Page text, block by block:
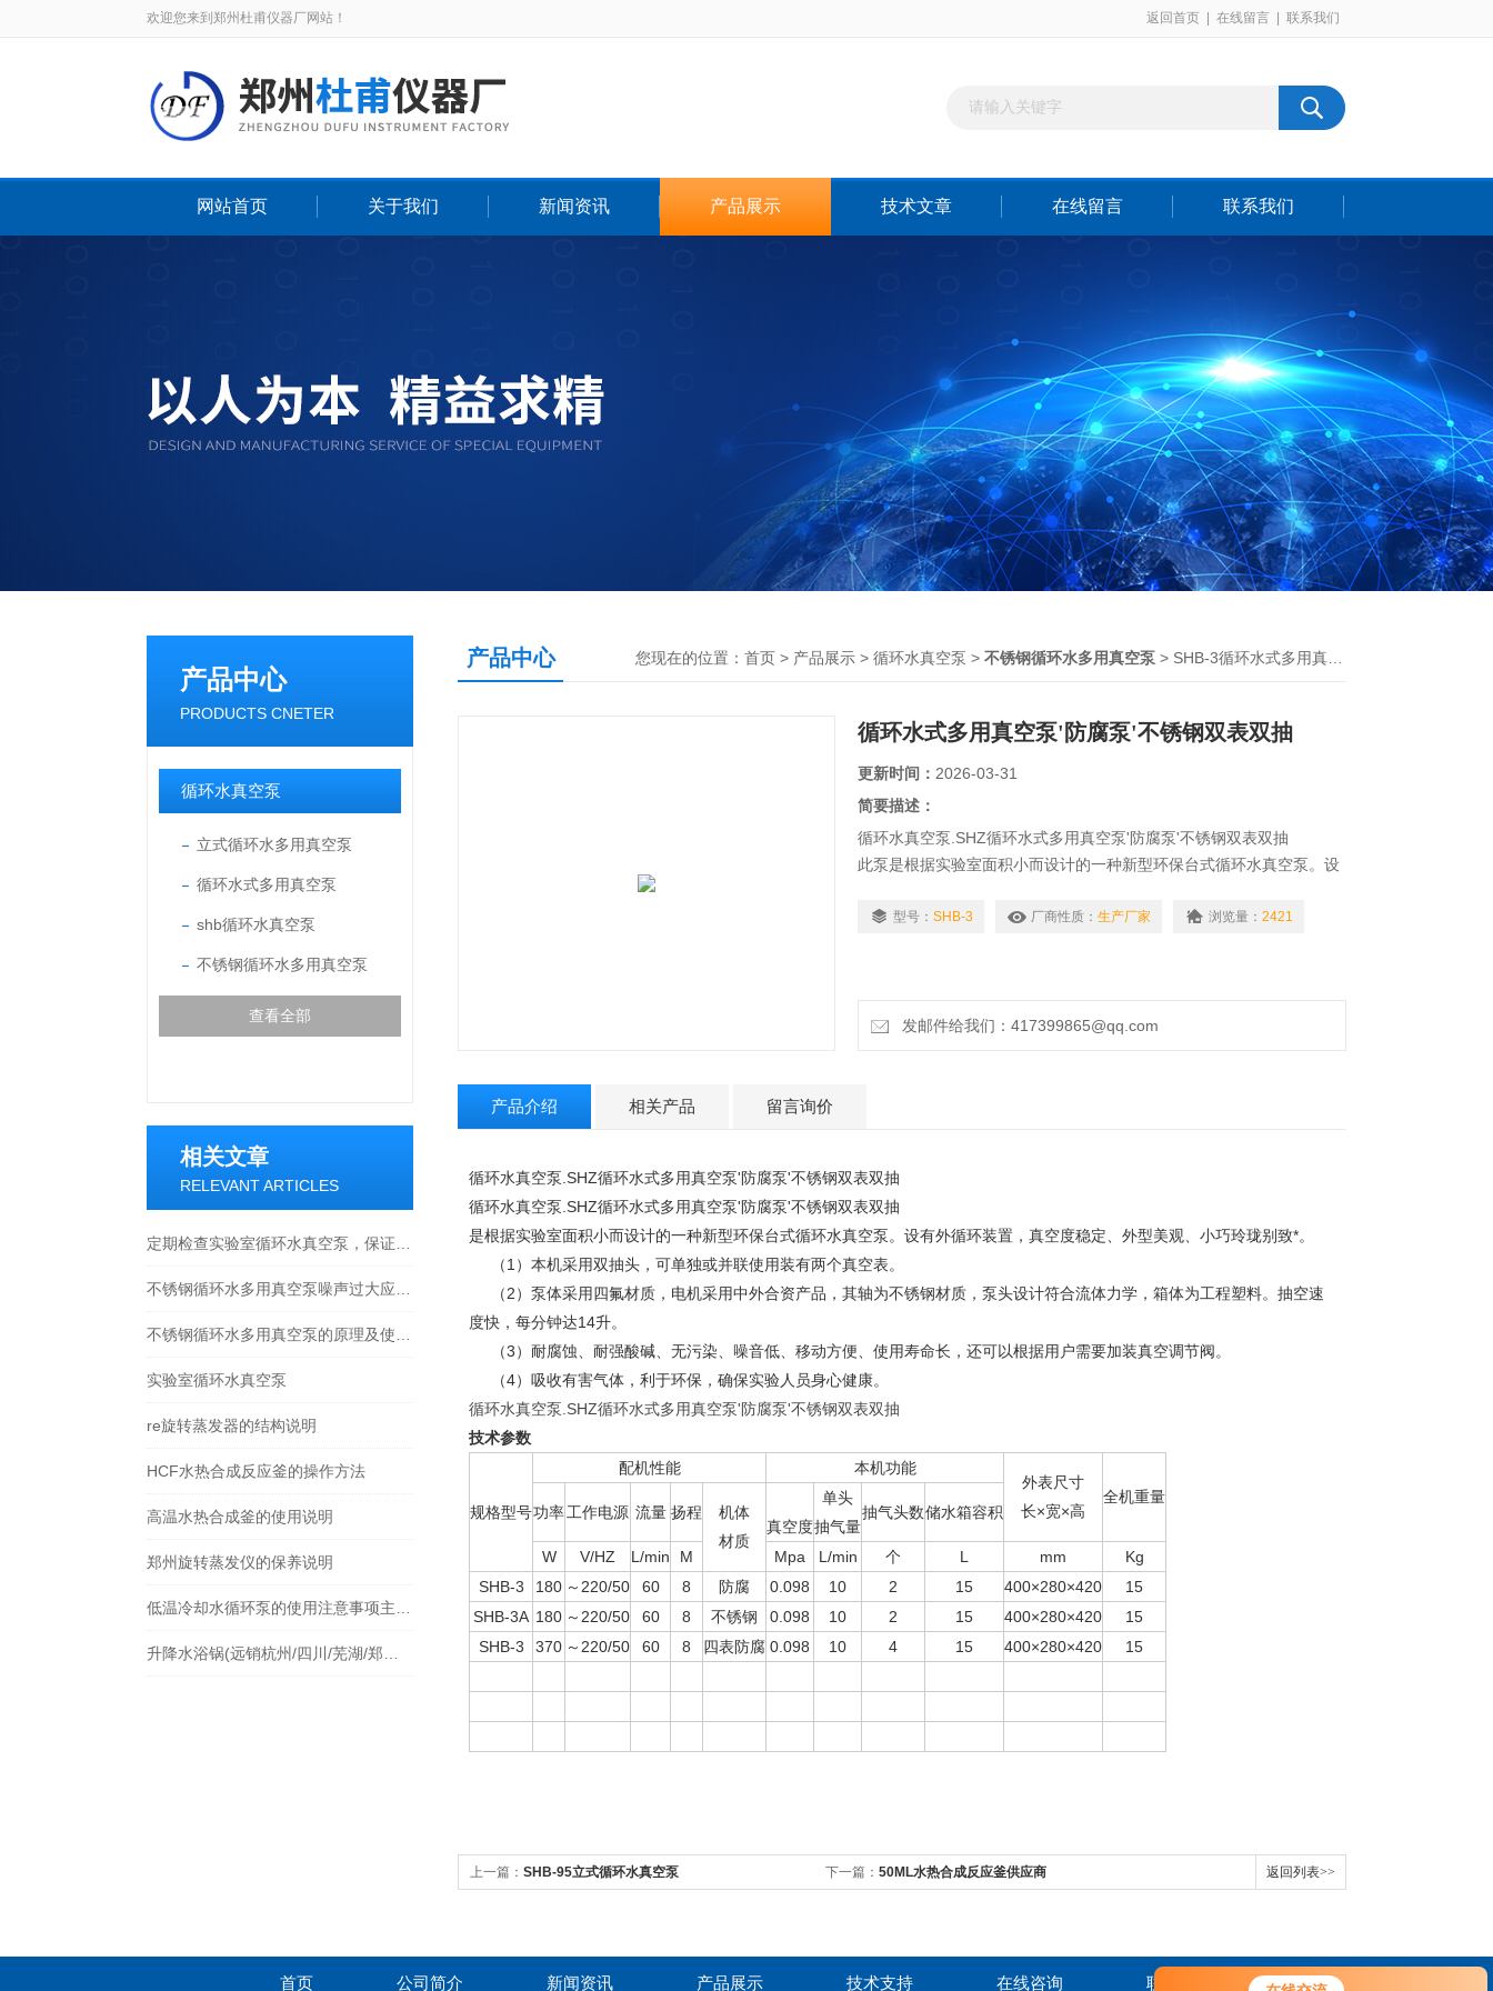
欢迎您来到郑州杜甫仪器厂网站！ 返回首页 在线留言 联系我们
网站首页 关于我们 新闻资讯 产品展示 技术文章 在线留言 联系我们
产品中心
PRODUCTS CNETER
循环水真空泵
立式循环水多用真空泵
循环水式多用真空泵
shb循环水真空泵
不锈钢循环水多用真空泵
查看全部
相关文章
RELEVANT ARTICLES
实验室循环水真空泵
re旋转蒸发器的结构说明
HCF水热合成反应釜的操作方法
高温水热合成釜的使用说明
郑州旋转蒸发仪的保养说明
产品中心 您现在的位置： 首页 > 产品展示 > 循环水真空泵 > 不锈钢循环水多用真空泵 > SHB-3循环水式多用真空泵'防腐泵'不锈钢双表双抽
循环水式多用真空泵'防腐泵'不锈钢双表双抽
更新时间： 2026-03-31
简要描述：
循环水真空泵.SHZ循环水式多用真空泵'防腐泵'不锈钢双表双抽
此泵是根据实验室面积小而设计的一种新型环保台式循环水真空泵。设
型号： SHB-3 厂商性质： 生产厂家 浏览量： 2421
发邮件给我们：417399865@qq.com
产品介绍 相关产品 留言询价
循环水真空泵.SHZ循环水式多用真空泵'防腐泵'不锈钢双表双抽
循环水真空泵.SHZ循环水式多用真空泵'防腐泵'不锈钢双表双抽
是根据实验室面积小而设计的一种新型环保台式循环水真空泵。设有外循环装置，真空度稳定、外型美观、小巧玲珑别致*。
（1）本机采用双抽头，可单独或并联使用装有两个真空表。
（2）泵体采用四氟材质，电机采用中外合资产品，其轴为不锈钢材质，泵头设计符合流体力学，箱体为工程塑料。抽空速
度快，每分钟达14升。
（3）耐腐蚀、耐强酸碱、无污染、噪音低、移动方便、使用寿命长，还可以根据用户需要加装真空调节阀。
（4）吸收有害气体，利于环保，确保实验人员身心健康。
循环水真空泵.SHZ循环水式多用真空泵'防腐泵'不锈钢双表双抽
技术参数
规格型号
配机性能
本机功能
外表尺寸
长×宽×高
全机重量
功率工作电源 流量 扬程
机体
材质
真空度
单头
抽气量
抽气头数储水箱容积
W V/HZ L/min M Mpa L/min 个 L mm
Kg
SHB-3
180 ～220/50 60 8 防腐 0.098 10 2 15 400×280×420
15
SHB-3A 180 ～220/50 60 8 不锈钢 0.098 10 2 15 400×280×420
15
SHB-3
370 ～220/50 60 8 四表防腐 0.098 10 4 15 400×280×420 15
上一篇： SHB-95立式循环水真空泵 下一篇： 50ML水热合成反应釜供应商 返回列表>>
首页 公司简介 新闻资讯 产品展示 技术支持 在线咨询 联系我们